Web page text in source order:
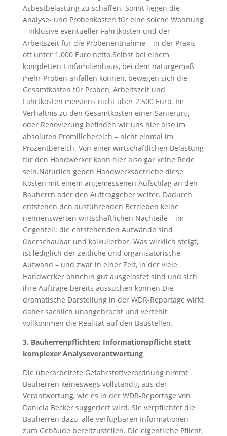
Asbestbelastung zu schaffen. Somit liegen die
Analyse- und Probenkosten für eine solche Wohnung
– inklusive eventueller Fahrtkosten und der
Arbeitszeit für die Probenentnahme – in der Praxis
oft unter 1.000 Euro netto.Selbst bei einem
kompletten Einfamilienhaus, bei dem naturgemäß
mehr Proben anfallen können, bewegen sich die
Gesamtkosten für Proben, Arbeitszeit und
Fahrtkosten meistens nicht über 2.500 Euro. Im
Verhältnis zu den Gesamtkosten einer Sanierung
oder Renovierung befinden wir uns hier also im
absoluten Promillebereich – nicht einmal im
Prozentbereich. Von einer wirtschaftlichen Belastung
für den Handwerker kann hier also gar keine Rede
sein.Natürlich geben Handwerksbetriebe diese
Kosten mit einem angemessenen Aufschlag an den
Bauherrn oder den Auftraggeber weiter. Dadurch
entstehen den ausführenden Betrieben keine
nennenswerten wirtschaftlichen Nachteile – im
Gegenteil: die entstehenden Aufwände sind
überschaubar und kalkulierbar. Was wirklich steigt,
ist lediglich der zeitliche und organisatorische
Aufwand – und zwar in einer Zeit, in der viele
Handwerker ohnehin gut ausgelastet sind und sich
ihre Aufträge bereits aussuchen können.Die
dramatische Darstellung in der WDR-Reportage wirkt
daher sachlich unangebracht und verfehlt
vollkommen die Realität auf den Baustellen.
3. Bauherrenpflichten: Informationspflicht statt
komplexer Analyseverantwortung
Die überarbeitete Gefahrstoffverordnung nimmt
Bauherren keineswegs vollständig aus der
Verantwortung, wie es in der WDR-Reportage von
Daniela Becker suggeriert wird. Sie verpflichtet die
Bauherren dazu, alle verfügbaren Informationen
zum Gebäude bereitzustellen. Die eigentliche Pflicht,